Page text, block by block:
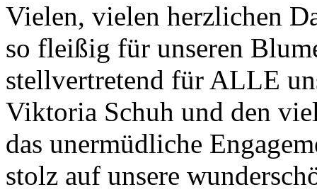
Vielen, vielen herzlichen
so fleißig für unseren
stellvertretend für ALLE
Viktoria Schuh und den
das unermüdliche
stolz auf unsere